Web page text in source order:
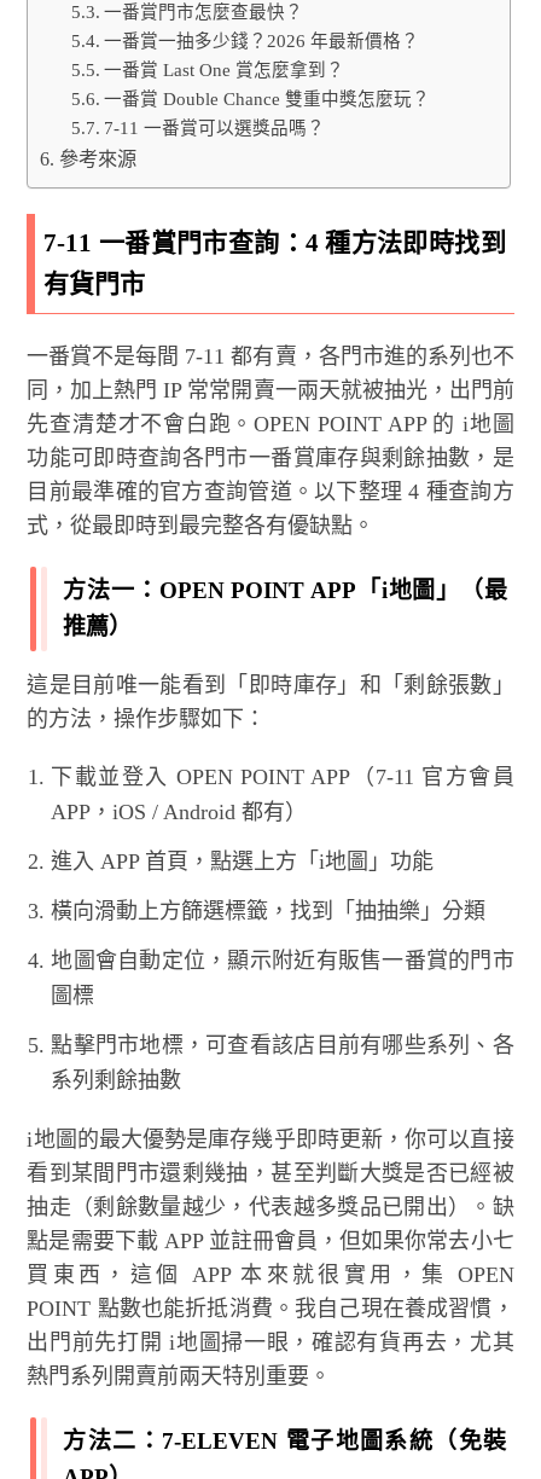
一番賞門市怎麼查最快？
一番賞一抽多少錢？2026 年最新價格？
一番賞 Last One 賞怎麼拿到？
一番賞 Double Chance 雙重中獎怎麼玩？
7-11 一番賞可以選獎品嗎？
參考來源
7-11 一番賞門市查詢：4 種方法即時找到
有貨門市
一番賞不是每間 7-11 都有賣，各門市進的系列也不
同，加上熱門 IP 常常開賣一兩天就被抽光，出門前
先查清楚才不會白跑。OPEN POINT APP 的 i地圖
功能可即時查詢各門市一番賞庫存與剩餘抽數，是
目前最準確的官方查詢管道。以下整理 4 種查詢方
式，從最即時到最完整各有優缺點。
方法一：OPEN POINT APP「i地圖」（最
推薦）
這是目前唯一能看到「即時庫存」和「剩餘張數」
的方法，操作步驟如下：
下載並登入 OPEN POINT APP（7-11 官方會員
APP，iOS / Android 都有）
進入 APP 首頁，點選上方「i地圖」功能
橫向滑動上方篩選標籤，找到「抽抽樂」分類
地圖會自動定位，顯示附近有販售一番賞的門市
圖標
點擊門市地標，可查看該店目前有哪些系列、各
系列剩餘抽數
i地圖的最大優勢是庫存幾乎即時更新，你可以直接
看到某間門市還剩幾抽，甚至判斷大獎是否已經被
抽走（剩餘數量越少，代表越多獎品已開出）。缺
點是需要下載 APP 並註冊會員，但如果你常去小七
買東西，這個 APP 本來就很實用，集 OPEN
POINT 點數也能折抵消費。我自己現在養成習慣，
出門前先打開 i地圖掃一眼，確認有貨再去，尤其
熱門系列開賣前兩天特別重要。
方法二：7-ELEVEN 電子地圖系統（免裝